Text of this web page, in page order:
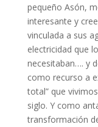
pequeño Asón,
interesante y
vinculada a sus
electricidad que
necesitaban…. y
como recurso a
total” que
siglo. Y como
transformación